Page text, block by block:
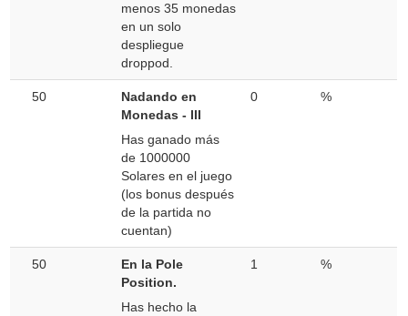
menos 35 monedas
en un solo
despliegue
droppod.
50
Nadando en
Monedas - III
Has ganado más
de 1000000
Solares en el juego
(los bonus después
de la partida no
cuentan)
0 %
50
En la Pole
Position.
Has hecho la
1 %